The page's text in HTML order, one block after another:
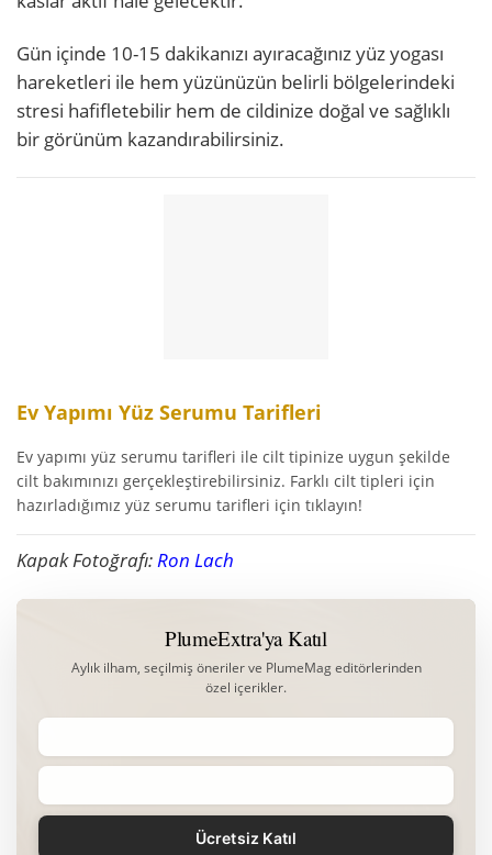
Gün içinde 10-15 dakikanızı ayıracağınız yüz yogası
hareketleri ile hem yüzünüzün belirli bölgelerindeki
stresi hafifletebilir hem de cildinize doğal ve sağlıklı
bir görünüm kazandırabilirsiniz.
Ev Yapımı Yüz Serumu Tarifleri
Ev yapımı yüz serumu tarifleri ile cilt tipinize uygun şekilde
cilt bakımınızı gerçekleştirebilirsiniz. Farklı cilt tipleri için
hazırladığımız yüz serumu tarifleri için tıklayın!
Kapak Fotoğrafı:Ron Lach
PlumeExtra'ya Katıl
Aylık ilham, seçilmiş öneriler ve PlumeMag editörlerinden
özel içerikler.